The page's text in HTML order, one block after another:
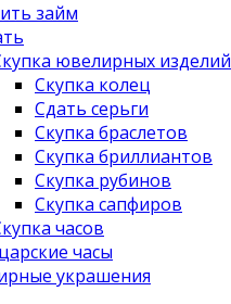
займ
ювелирных изделий
Скупка колец
Сдать серьги
Скупка браслетов
Скупка бриллиантов
Скупка рубинов
Скупка сапфиров
часов
часы
украшения